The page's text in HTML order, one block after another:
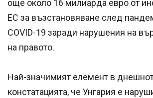
още около 16 милиарда евро от
ЕС за възстановяване след
COVID-19 заради нарушения на
на правото.
Най-значимият елемент в
констатацията, че Унгария е